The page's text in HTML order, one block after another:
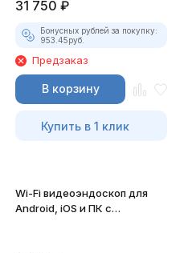
31 750 ₽
Бонусных рублей за покупку:
953.45руб.
Предзаказ
В корзину
Купить в 1 клик
Wi-Fi видеоэндоскоп для
Android, iOS и ПК с